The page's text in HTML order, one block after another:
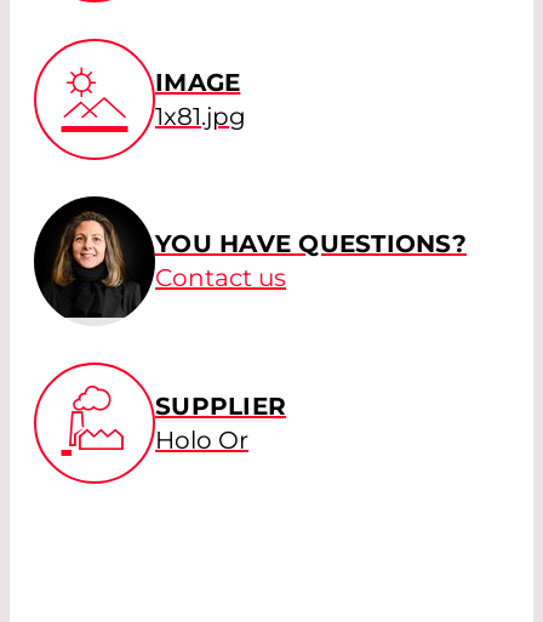
IMAGE
1x81.jpg
YOU HAVE QUESTIONS?
Contact us
SUPPLIER
Holo Or